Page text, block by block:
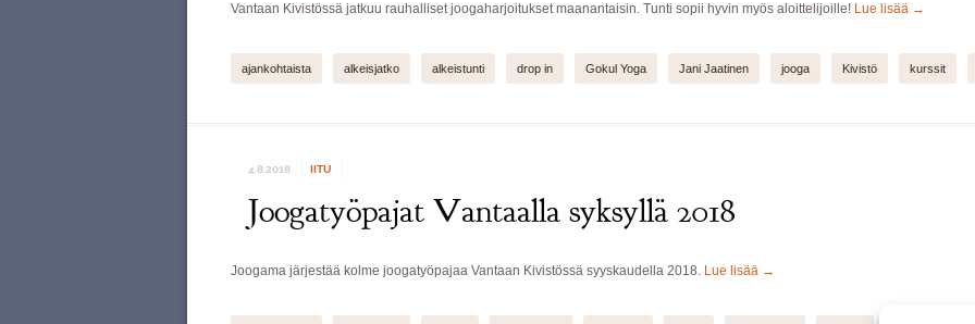
Vantaan Kivistössä jatkuu rauhalliset joogaharjoitukset maanantaisin. Tunti sopii hyvin myös aloittelijoille! Lue lisää →
ajankohtaista alkeisjatko alkeistunti drop in Gokul Yoga Jani Jaatinen jooga Kivistö kurssit
4.8.2018 IITU
Joogatyöpajat Vantaalla syksyllä 2018
Joogama järjestää kolme joogatyöpajaa Vantaan Kivistössä syyskaudella 2018. Lue lisää →